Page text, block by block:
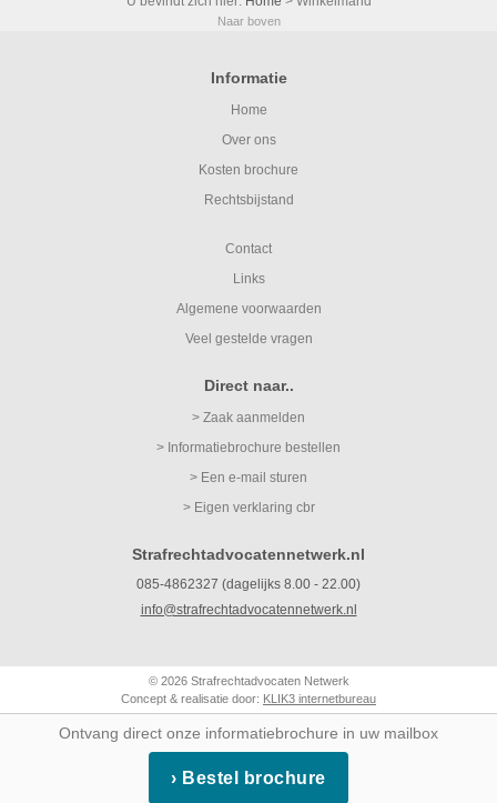
Naar boven
Informatie
Home
Over ons
Kosten brochure
Rechtsbijstand
Contact
Links
Algemene voorwaarden
Veel gestelde vragen
Direct naar..
> Zaak aanmelden
> Informatiebrochure bestellen
> Een e-mail sturen
> Eigen verklaring cbr
Strafrechtadvocatennetwerk.nl
085-4862327 (dagelijks 8.00 - 22.00)
info@strafrechtadvocatennetwerk.nl
© 2026 Strafrechtadvocaten Netwerk
Concept & realisatie door: KLIK3 internetbureau
Ontvang direct onze informatiebrochure in uw mailbox
Bestel brochure